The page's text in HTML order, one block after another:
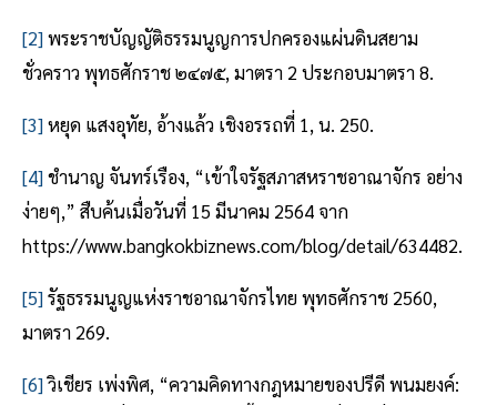
[2]พระราชบัญญัติธรรมนูญการปกครองแผ่นดินสยาม
ชั่วคราว พุทธศักราช ๒๔๗๕, มาตรา 2 ประกอบมาตรา 8.
[3]หยุด แสงอุทัย, อ้างแล้ว เชิงอรรถที่ 1, น. 250.
[4]ชำนาญ จันทร์เรือง, “เข้าใจรัฐสภาสหราชอาณาจักร อย่าง
ง่ายๆ,” สืบค้นเมื่อวันที่ 15 มีนาคม 2564 จาก
https://www.bangkokbiznews.com/blog/detail/634482.
[5]รัฐธรรมนูญแห่งราชอาณาจักรไทย พุทธศักราช 2560,
มาตรา 269.
[6]วิเชียร เพ่งพิศ, “ความคิดทางกฎหมายของปรีดี พนมยงค์: